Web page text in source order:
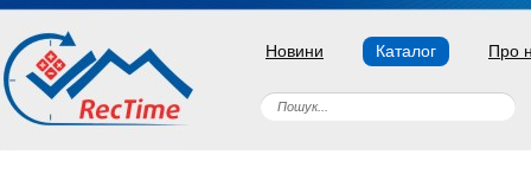
Новини Каталог Про